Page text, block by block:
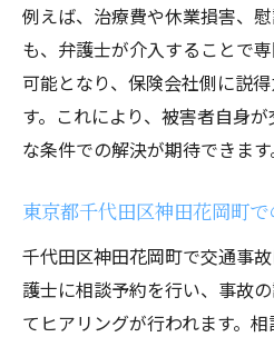
ト
保険会社対応で弁護
弁護士相談で保険会
方法
例
東京都千代田区神田
の特徴
事故直後に知っておきた
例えば、治療費や休業損害、
も、弁護士が介入することで
可能となり、保険会社側に説
す。これにより、被害者自身
な条件での解決が期待できます
東京都千代田区神田花岡町
千代田区神田花岡町で交通事
護士に相談予約を行い、事故
てヒアリングが行われます。